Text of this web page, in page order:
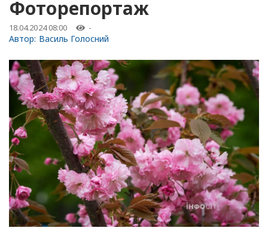
Фоторепортаж
18.04.2024 08:00 -
Автор: Василь Голосний